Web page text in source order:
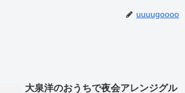
uuuugoooo
大泉洋のおうちで夜会アレンジグル